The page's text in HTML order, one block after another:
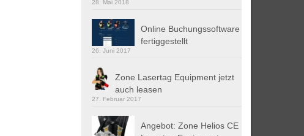
28. Mai 2018
Online Buchungssoftware
fertiggestellt
26. Juni 2017
Zone Lasertag Equipment jetzt
auch leasen
27. Februar 2017
Angebot: Zone Helios CE